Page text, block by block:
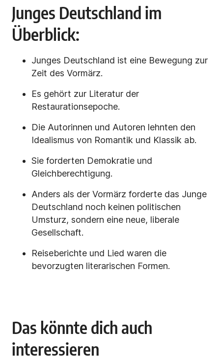
Junges Deutschland im
Überblick:
Junges Deutschland ist eine Bewegung zur
Zeit des Vormärz.
Es gehört zur Literatur der
Restaurationsepoche.
Die Autorinnen und Autoren lehnten den
Idealismus von Romantik und Klassik ab.
Sie forderten Demokratie und
Gleichberechtigung.
Anders als der Vormärz forderte das Junge
Deutschland noch keinen politischen
Umsturz, sondern eine neue, liberale
Gesellschaft.
Reiseberichte und Lied waren die
bevorzugten literarischen Formen.
Das könnte dich auch
interessieren